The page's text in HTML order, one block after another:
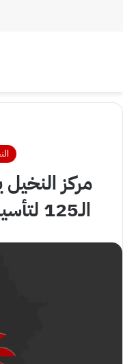
مركز
الـ125 لتأسيس الصحافة الكردية